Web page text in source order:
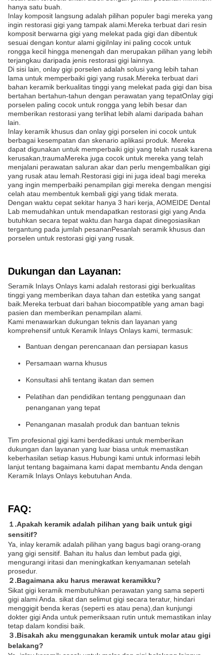
hanya satu buah.
Inlay komposit langsung adalah pilihan populer bagi mereka yang
ingin restorasi gigi yang tampak alami.Mereka terbuat dari resin
komposit berwarna gigi yang melekat pada gigi dan dibentuk
sesuai dengan kontur alami gigiInlay ini paling cocok untuk
rongga kecil hingga menengah dan merupakan pilihan yang lebih
terjangkau daripada jenis restorasi gigi lainnya.
Di sisi lain, onlay gigi porselen adalah solusi yang lebih tahan
lama untuk memperbaiki gigi yang rusak.Mereka terbuat dari
bahan keramik berkualitas tinggi yang melekat pada gigi dan bisa
bertahan bertahun-tahun dengan perawatan yang tepatOnlay gigi
porselen paling cocok untuk rongga yang lebih besar dan
memberikan restorasi yang terlihat lebih alami daripada bahan
lain.
Inlay keramik khusus dan onlay gigi porselen ini cocok untuk
berbagai kesempatan dan skenario aplikasi produk. Mereka
dapat digunakan untuk memperbaiki gigi yang telah rusak karena
kerusakan,traumaMereka juga cocok untuk mereka yang telah
menjalani perawatan saluran akar dan perlu mengembalikan gigi
yang rusak atau lemah.Restorasi gigi ini juga ideal bagi mereka
yang ingin memperbaiki penampilan gigi mereka dengan mengisi
celah atau membentuk kembali gigi yang tidak merata.
Dengan waktu cepat sekitar hanya 3 hari kerja, AOMEIDE Dental
Lab memudahkan untuk mendapatkan restorasi gigi yang Anda
butuhkan secara tepat waktu.dan harga dapat dinegosiasikan
tergantung pada jumlah pesananPesanlah seramik khusus dan
porselen untuk restorasi gigi yang rusak.
Dukungan dan Layanan:
Seramik Inlays Onlays kami adalah restorasi gigi berkualitas
tinggi yang memberikan daya tahan dan estetika yang sangat
baik.Mereka terbuat dari bahan biocompatible yang aman bagi
pasien dan memberikan penampilan alami.
Kami menawarkan dukungan teknis dan layanan yang
komprehensif untuk Keramik Inlays Onlays kami, termasuk:
Bantuan dengan perencanaan dan persiapan kasus
Persamaan warna khusus
Konsultasi ahli tentang ikatan dan semen
Pelatihan dan pendidikan tentang penggunaan dan
penanganan yang tepat
Penanganan masalah produk dan bantuan teknis
Tim profesional gigi kami berdedikasi untuk memberikan
dukungan dan layanan yang luar biasa untuk memastikan
keberhasilan setiap kasus.Hubungi kami untuk informasi lebih
lanjut tentang bagaimana kami dapat membantu Anda dengan
Keramik Inlays Onlays kebutuhan Anda.
FAQ:
１.Apakah keramik adalah pilihan yang baik untuk gigi
sensitif?
Ya, inlay keramik adalah pilihan yang bagus bagi orang-orang
yang gigi sensitif. Bahan itu halus dan lembut pada gigi,
mengurangi iritasi dan meningkatkan kenyamanan setelah
prosedur.
２.Bagaimana aku harus merawat keramikku?
Sikat gigi keramik membutuhkan perawatan yang sama seperti
gigi alami Anda. sikat dan selimut gigi secara teratur, hindari
menggigit benda keras (seperti es atau pena),dan kunjungi
dokter gigi Anda untuk pemeriksaan rutin untuk memastikan inlay
tetap dalam kondisi baik.
３.Bisakah aku menggunakan keramik untuk molar atau gigi
belakang?